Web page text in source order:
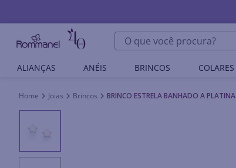
O que você procura?
ALIANÇAS ANÉIS BRINCOS COLARES
Joias Brincos BRINCO ESTRELA BANHADO A PLATINA